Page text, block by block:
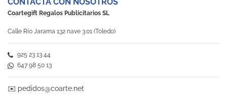
Coartegift Regalos Publicitarios SL
Calle Río Jarama 132 nave 3.01 (Toledo)
925 23 13 44
647 98 50 13
✉️ pedidos@coarte.net